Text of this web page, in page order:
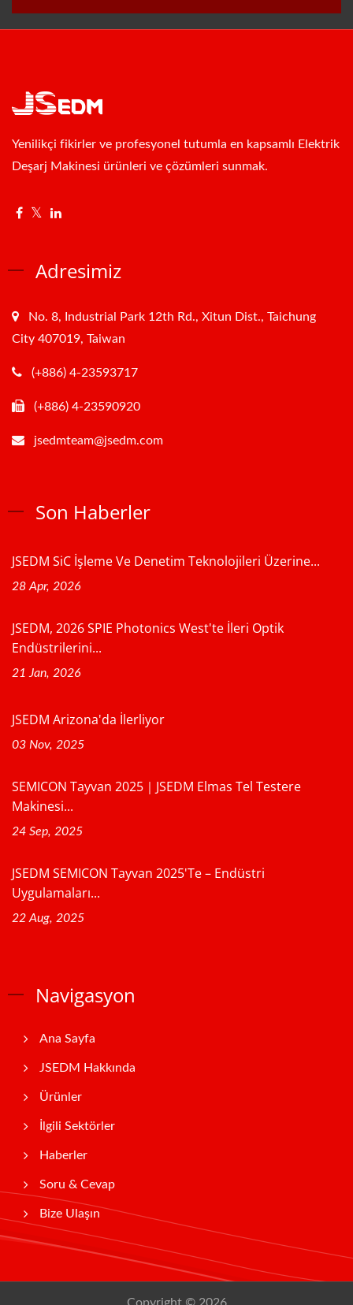
Yenilikçi fikirler ve profesyonel tutumla en kapsamlı Elektrik
Deşarj Makinesi ürünleri ve çözümleri sunmak.
Adresimiz
No. 8, Industrial Park 12th Rd., Xitun Dist., Taichung
City 407019, Taiwan
(+886) 4-23593717
(+886) 4-23590920
jsedmteam@jsedm.com
Son Haberler
JSEDM SiC İşleme Ve Denetim Teknolojileri Üzerine...
28 Apr, 2026
JSEDM, 2026 SPIE Photonics West'te İleri Optik
Endüstrilerini...
21 Jan, 2026
JSEDM Arizona'da İlerliyor
03 Nov, 2025
SEMICON Tayvan 2025｜JSEDM Elmas Tel Testere
Makinesi...
24 Sep, 2025
JSEDM SEMICON Tayvan 2025'te – Endüstri
Uygulamaları...
22 Aug, 2025
Navigasyon
Ana Sayfa
JSEDM Hakkında
Ürünler
İlgili Sektörler
Haberler
Soru & Cevap
Bize Ulaşın